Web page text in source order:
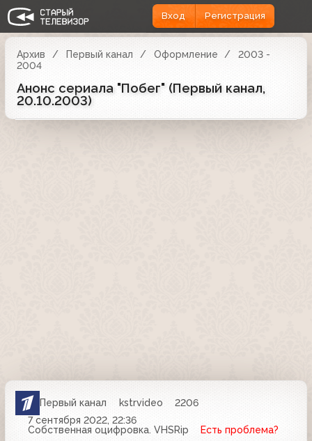
Вход Регистрация
Архив Первый канал Оформление
2003 -
2004
Анонс сериала "Побег" (Первый канал,
20.10.2003)
Первый канал kstrvideo
2206
7 сентября 2022, 22:36
Собственная оцифровка. VHSRip
Есть проблема?